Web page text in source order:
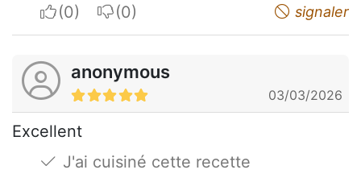
I apreciateI do not appreciate signaler
anonymous
03/03/2026
Excellent
J'ai cuisiné cette recette